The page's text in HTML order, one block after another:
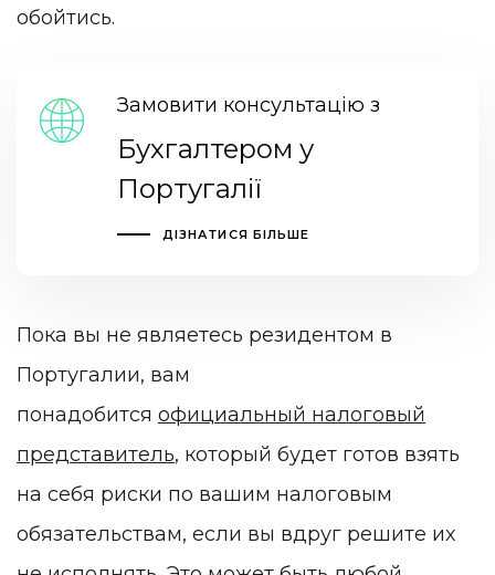
обойтись.
Замовити консультацію з
Бухгалтером у
Португалії
ДІЗНАТИСЯ БІЛЬШЕ
Пока вы не являетесь резидентом в
Португалии, вам
понадобится официальный налоговый
представитель, который будет готов взять
на себя риски по вашим налоговым
обязательствам, если вы вдруг решите их